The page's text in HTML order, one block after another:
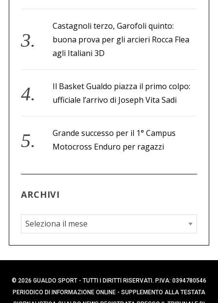
Castagnoli terzo, Garofoli quinto:
buona prova per gli arcieri Rocca Flea
agli Italiani 3D
Il Basket Gualdo piazza il primo colpo:
ufficiale l’arrivo di Joseph Vita Sadi
Grande successo per il 1° Campus
Motocross Enduro per ragazzi
ARCHIVI
A
r
c
h
i
v
© 2026 GUALDO SPORT - TUTTI I DIRITTI RISERVATI. P.IVA: 0394780546
PERIODICO DI INFORMAZIONE ONLINE - SUPPLEMENTO ALLA TESTATA